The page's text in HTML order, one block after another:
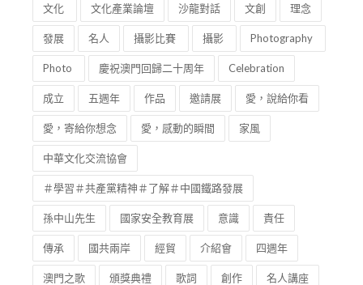
文化 文化產業論壇 沙龍對話 文創 理念
發展 名人 攝影比賽 攝影 Photography
Photo 慶祝澳門回歸二十周年 Celebration
成立 五週年 作品 邀請展 愛，說給你看
愛，寄給你想念 愛，感動的瞬間 家風
中華文化交流協會
＃學習＃共產黨精神＃了解＃中國鐵路發展
孫中山先生 國家安全教育展 意識 責任
傳承 國共兩岸 經貿 介紹會 四週年
澳門之歌 頒獎典禮 歌詞 創作 名人講座